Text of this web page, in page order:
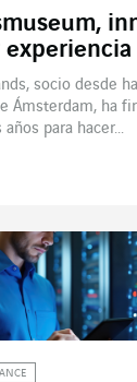
socio desde
Ámsterdam, ha
para hacer...